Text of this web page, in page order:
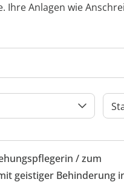
Anlagen wie
/ zum
geistiger Behinderung